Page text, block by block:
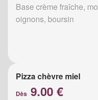
Base crème fraîche,
oignons, boursin
Pizza chèvre miel
Dès 9.00 €